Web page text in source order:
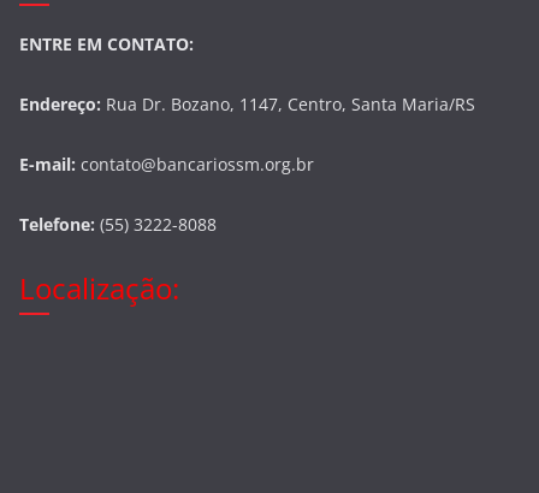
ENTRE EM CONTATO:
Endereço: Rua Dr. Bozano, 1147, Centro, Santa Maria/RS
E-mail: contato@bancariossm.org.br
Telefone: (55) 3222-8088
Localização: